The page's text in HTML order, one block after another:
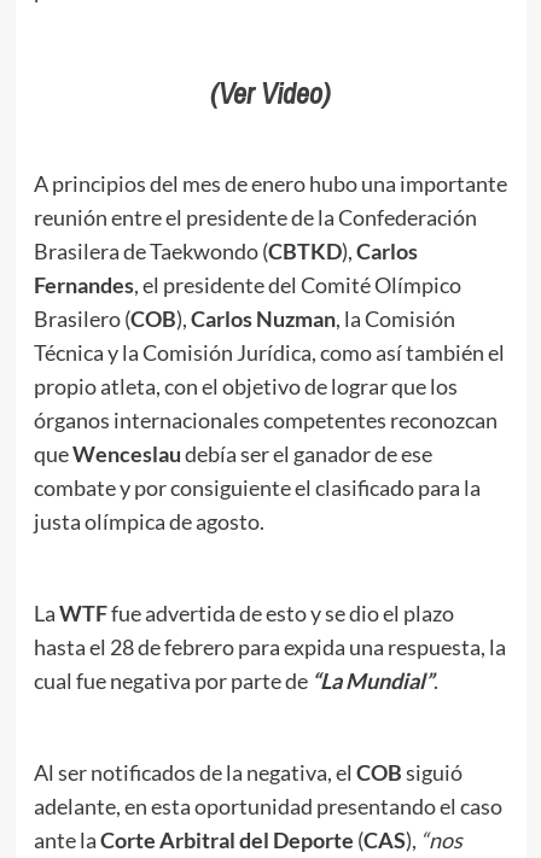
(Ver Video)
A principios del mes de enero hubo una importante
reunión entre el presidente de la Confederación
Brasilera de Taekwondo (CBTKD),Carlos
Fernandes, el presidente del Comité Olímpico
Brasilero (COB),Carlos Nuzman, la Comisión
Técnica y la Comisión Jurídica, como así también el
propio atleta, con el objetivo de lograr que los
órganos internacionales competentes reconozcan
queWenceslaudebía ser el ganador de ese
combate y por consiguiente el clasificado para la
justa olímpica de agosto.
LaWTFfue advertida de esto y se dio el plazo
hasta el 28 de febrero para expida una respuesta, la
cual fue negativa por parte de “La Mundial”.
Al ser notificados de la negativa, el COBsiguió
adelante, en esta oportunidad presentando el caso
ante laCorte Arbitral del Deporte (CAS), “nos